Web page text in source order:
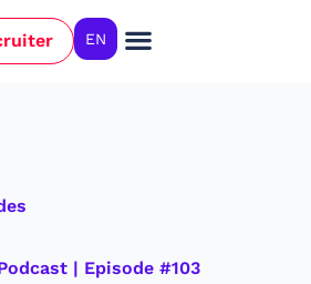
EN
| Episode #103